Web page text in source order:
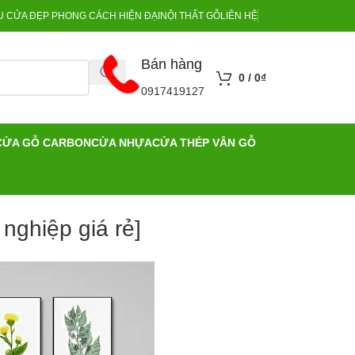
CỬA ĐẸP PHONG CÁCH HIỆN ĐẠI NỘI THẤT GỖLIÊN HỆ
Bán hàng
0917419127
0 / 0₫
GỖ CARBONCỬA NHỰACỬA THÉP VÂN GỖ
giá rẻ]